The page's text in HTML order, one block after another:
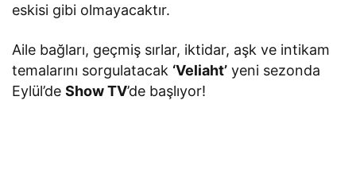
eskisi gibi olmayacaktır.
Aile bağları, geçmiş sırlar, iktidar, aşk ve intikam
temalarını sorgulatacak ‘Veliaht’ yeni sezonda
Eylül’deShow TV’de başlıyor!